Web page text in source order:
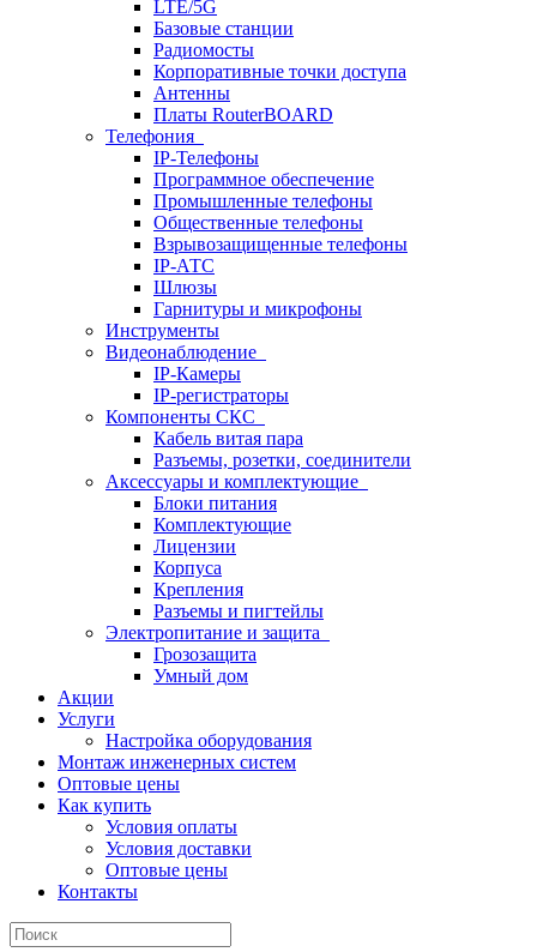
LTE/5G
Базовые станции
Радиомосты
Корпоративные точки доступа
Антенны
Платы RouterBOARD
Телефония
IP-Телефоны
Программное обеспечение
Промышленные телефоны
Общественные телефоны
Взрывозащищенные телефоны
IP-АТС
Шлюзы
Гарнитуры и микрофоны
Инструменты
Видеонаблюдение
IP-Камеры
IP-регистраторы
Компоненты СКС
Кабель витая пара
Разъемы, розетки, соединители
Аксессуары и комплектующие
Блоки питания
Комплектующие
Лицензии
Корпуса
Крепления
Разъемы и пигтейлы
Электропитание и защита
Грозозащита
Умный дом
Акции
Услуги
Настройка оборудования
Монтаж инженерных систем
Оптовые цены
Как купить
Условия оплаты
Условия доставки
Оптовые цены
Контакты